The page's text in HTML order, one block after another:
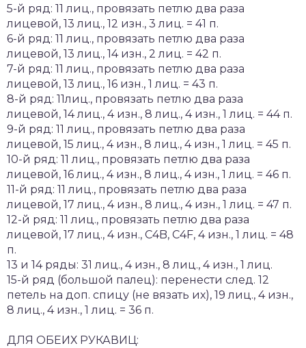
5-й ряд: 11 лиц., провязать петлю два раза
лицевой, 13 лиц., 12 изн., 3 лиц. = 41 п.
6-й ряд: 11 лиц., провязать петлю два раза
лицевой, 13 лиц., 14 изн., 2 лиц. = 42 п.
7-й ряд: 11 лиц., провязать петлю два раза
лицевой, 13 лиц., 16 изн., 1 лиц. = 43 п.
8-й ряд: 11лиц., провязать петлю два раза
лицевой, 14 лиц., 4 изн., 8 лиц., 4 изн., 1 лиц. = 44 п.
9-й ряд: 11 лиц., провязать петлю два раза
лицевой, 15 лиц., 4 изн., 8 лиц., 4 изн., 1 лиц. = 45 п.
10-й ряд: 11 лиц., провязать петлю два раза
лицевой, 16 лиц., 4 изн., 8 лиц., 4 изн., 1 лиц. = 46 п.
11-й ряд: 11 лиц., провязать петлю два раза
лицевой, 17 лиц., 4 изн., 8 лиц., 4 изн., 1 лиц. = 47 п.
12-й ряд: 11 лиц., провязать петлю два раза
лицевой, 17 лиц., 4 изн., C4B, C4F, 4 изн., 1 лиц. = 48
п.
13 и 14 ряды: 31 лиц., 4 изн., 8 лиц., 4 изн., 1 лиц.
15-й ряд (большой палец): перенести след. 12
петель на доп. спицу (не вязать их), 19 лиц., 4 изн.,
8 лиц., 4 изн., 1 лиц. = 36 п.
ДЛЯ ОБЕИХ РУКАВИЦ: